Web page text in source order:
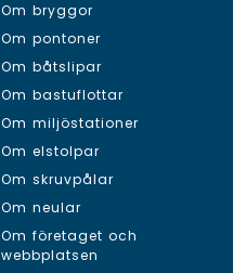
Om bryggor
Om pontoner
Om båtslipar
Om bastuflottar
Om miljöstationer
Om elstolpar
Om skruvpålar
Om neular
Om företaget och
webbplatsen